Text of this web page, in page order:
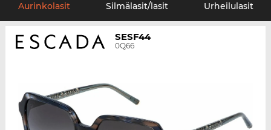
Aurinkolasit Silmälasit/lasit Urheilulasit
SESF44
0Q66